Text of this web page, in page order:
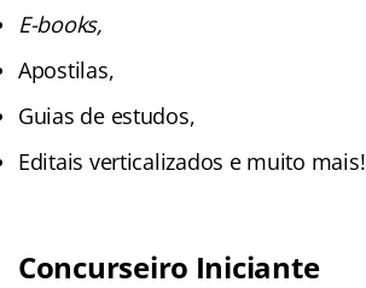
E-books,
Apostilas,
Guias de estudos,
Editais verticalizados e muito mais!
Concurseiro Iniciante